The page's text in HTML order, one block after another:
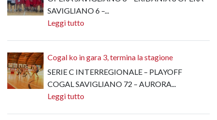
SAVIGLIANO 6 –...
Leggi tutto
Cogal ko in gara 3, termina la stagione
SERIE C INTERREGIONALE – PLAYOFF
COGAL SAVIGLIANO 72 – AURORA...
Leggi tutto